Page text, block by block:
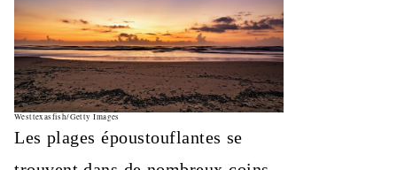
Westtexasfish/Getty Images
Les plages époustouflantes se